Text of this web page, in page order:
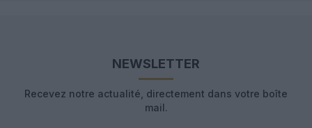
NEWSLETTER
Recevez notre actualité, directement dans votre boîte
mail.